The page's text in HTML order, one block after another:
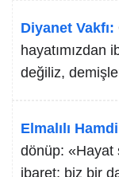
Diyanet Vakfı:
hayatımızdan
değiliz,
Elmalılı
dönüp: «Hayat
ibaret; biz bir